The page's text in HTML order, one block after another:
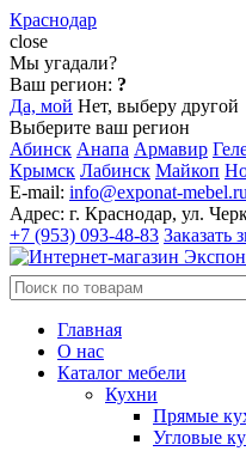
Краснодар
close
Мы угадали?
Ваш регион: ?
Да, мой Нет, выберу другой
Выберите ваш регион
Абинск Анапа Армавир
Крымск Лабинск Майкоп
E-mail: info@exponat-mebel.ru
Адрес: г. Краснодар, ул.
+7 (953) 093-48-83 Заказать
Главная
О нас
Каталог мебели
Кухни
Прямые
Угловые